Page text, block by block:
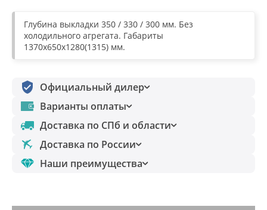
Глубина выкладки 350 / 330 / 300 мм. Без
холодильного агрегата. Габариты
1370х650х1280(1315) мм.
Официальный дилер
Варианты оплаты
Доставка по СПб и области
Доставка по России
Наши преимущества